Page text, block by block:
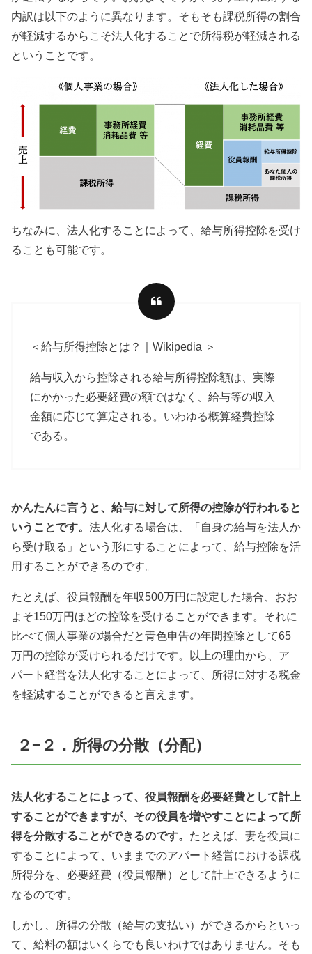
内訳は以下のように異なります。そもそも課税所得の割合
が軽減するからこそ法人化することで所得税が軽減される
ということです。
ちなみに、法人化することによって、給与所得控除を受け
ることも可能です。
＜給与所得控除とは？｜Wikipedia ＞
給与収入から控除される給与所得控除額は、実際
にかかった必要経費の額ではなく、給与等の収入
金額に応じて算定される。いわゆる概算経費控除
である。
かんたんに言うと、給与に対して所得の控除が行われると
いうことです。 法人化する場合は、「自身の給与を法人か
ら受け取る」という形にすることによって、給与控除を活
用することができるのです。
たとえば、役員報酬を年収500万円に設定した場合、おお
よそ150万円ほどの控除を受けることができます。それに
比べて個人事業の場合だと青色申告の年間控除として65
万円の控除が受けられるだけです。以上の理由から、ア
パート経営を法人化することによって、所得に対する税金
を軽減することができると言えます。
２−２．所得の分散（分配）
法人化することによって、役員報酬を必要経費として計上
することができますが、その役員を増やすことによって所
得を分散することができるのです。 たとえば、妻を役員に
することによって、いままでのアパート経営における課税
所得分を、必要経費（役員報酬）として計上できるように
なるのです。
しかし、所得の分散（給与の支払い）ができるからといっ
て、給料の額はいくらでも良いわけではありません。そも